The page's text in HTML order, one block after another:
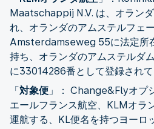
Maatschappij N.V. は、オラン
れ、オランダのアムステルフェ
Amsterdamseweg 55に法定所
持ち、オランダのアムステルダ
に33014286番として登録されて
「対象便 」： Change&Flyオプ
エールフランス航空、KLMオラ
運航する、KL便名を持つヨーロ